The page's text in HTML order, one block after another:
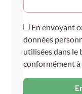
En envoyant
données
utilisées dans le
conformément à